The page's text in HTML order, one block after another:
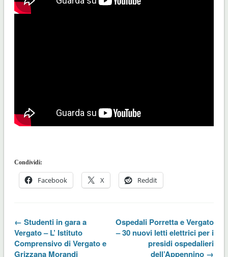
Condividi:
Facebook X Reddit
← Studenti in gara a
Vergato – L’ Istituto
Comprensivo di Vergato e
Grizzana Morandi
Ospedali Porretta e Vergato
– 30 nuovi letti elettrici per i
presidi ospedalieri
dell’Appennino →